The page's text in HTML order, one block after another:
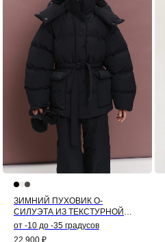
ЗИМНИЙ ПУХОВИК О-
СИЛУЭТА ИЗ ТЕКСТУРНОЙ
ЖАТОЙ ТКАНИ (ЧЕРНЫЙ)
от -10 до -35 градусов
22 900 ₽